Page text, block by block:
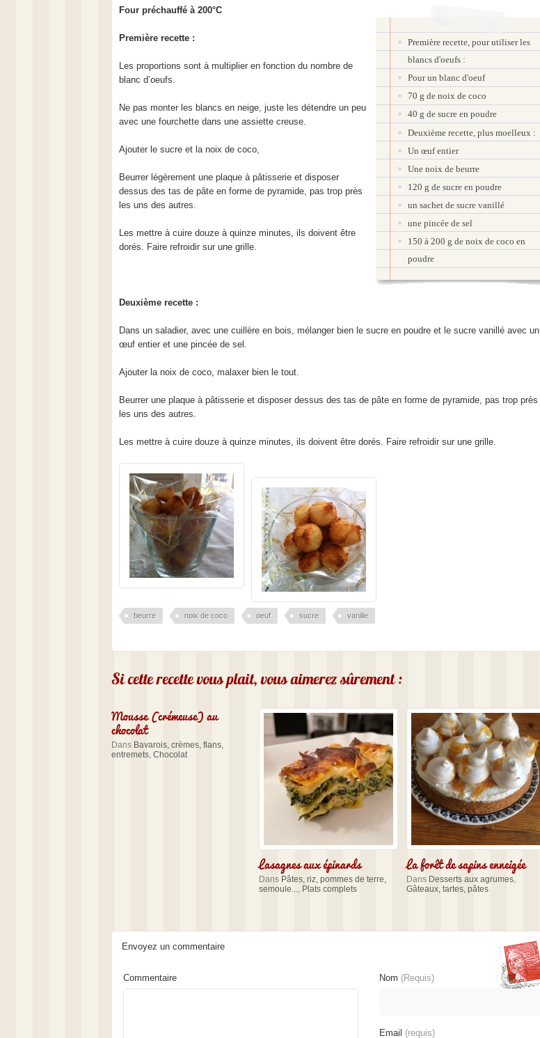
Première recette, pour utiliser les
blancs d'oeufs :
Pour un blanc d'oeuf
70 g de noix de coco
40 g de sucre en poudre
Deuxième recette, plus moelleux :
Un œuf entier
Une noix de beurre
120 g de sucre en poudre
un sachet de sucre vanillé
une pincée de sel
150 à 200 g de noix de coco en
poudre
Four préchauffé à 200°C
Première recette :
Les proportions sont à multiplier en fonction du nombre de
blanc d’oeufs.
Ne pas monter les blancs en neige, juste les détendre un peu
avec une fourchette dans une assiette creuse.
Ajouter le sucre et la noix de coco,
Beurrer légèrement une plaque à pâtisserie et disposer
dessus des tas de pâte en forme de pyramide, pas trop près
les uns des autres.
Les mettre à cuire douze à quinze minutes, ils doivent être
dorés. Faire refroidir sur une grille.
Deuxième recette :
Dans un saladier, avec une cuillère en bois, mélanger bien le sucre en poudre et le sucre vanillé avec un
œuf entier et une pincée de sel.
Ajouter la noix de coco, malaxer bien le tout.
Beurrer une plaque à pâtisserie et disposer dessus des tas de pâte en forme de pyramide, pas trop près
les uns des autres.
Les mettre à cuire douze à quinze minutes, ils doivent être dorés. Faire refroidir sur une grille.
beurre noix de coco oeuf sucre vanille
Si cette recette vous plait, vous aimerez sûrement :
Mousse (crémeuse) au
chocolat
Dans Bavarois, crèmes, flans,
entremets, Chocolat
Lasagnes aux épinards
Dans Pâtes, riz, pommes de terre,
semoule..., Plats complets
La forêt de sapins enneigée
Dans Desserts aux agrumes,
Gâteaux, tartes, pâtes
Envoyez un commentaire
Nom (Requis)
Email (requis)
Commentaire